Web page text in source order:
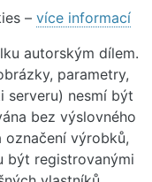
– více informací
autorským dílem.
parametry,
serveru) nesmí být
bez výslovného
označení výrobků,
být registrovanými